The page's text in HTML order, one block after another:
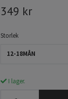
349 kr
Storlek
12-18MÅN
I lager.